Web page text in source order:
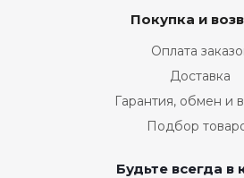
Покупка и
Оплата
Доставка
Гарантия, обмен и
Подбор
Будьте всегда в